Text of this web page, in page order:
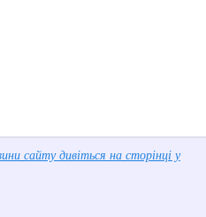
сайту дивіться на сторінці у